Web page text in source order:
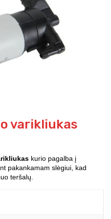
varikliukas
kurio pagalba į
pakankamam slėgiui, kad
teršalų.